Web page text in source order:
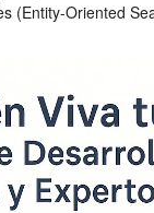
(Entity-Oriented